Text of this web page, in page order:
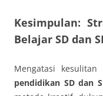
Kesimpulan:
Belajar SD dan
Mengatasi
pendidikan SD dan